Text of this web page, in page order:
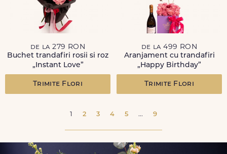
de la 279 RON
Buchet trandafiri rosii si roz
„Instant Love”
Trimite Flori
de la 499 RON
Aranjament cu trandafiri
„Happy Birthday”
Trimite Flori
1 2 3 4 5 ... 9